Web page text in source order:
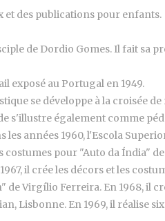
et des publications pour enfants.
de Dordio Gomes. Il fait sa
exposé au Portugal en 1949.
se développe à la croisée
s'illustre également comme
années 1960, l'Escola
costumes pour "Auto da Índia"
il crée les décors et les
Virgílio Ferreira. En 1968, il
Lisbonne. En 1969, il réalise